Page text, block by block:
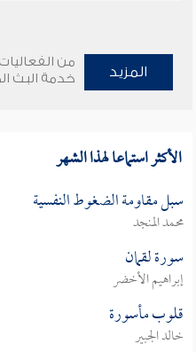
المزيد
من
خدمة البث
الأكثر استماعا لهذا الشهر
سبل مقاومة الضغوط النفسية
محمد المنجد
سورة لقمان
إبراهيم الأخضر
قلوب مأسورة
خالد الجبير